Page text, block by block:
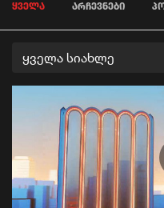
ᲧᲕᲔᲚᲐ ᲐᲠᲩᲔᲕᲜᲔᲑᲘ
ყველა სიახლე